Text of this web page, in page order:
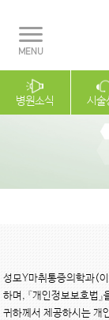
병원소식 시술
성모Y마취통증의학과(
하며, 『개인정보보호법
귀하께서 제공하시는 개